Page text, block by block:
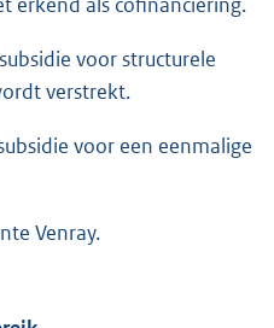
voor structurele
verstrekt.
voor een eenmalige
Venray.